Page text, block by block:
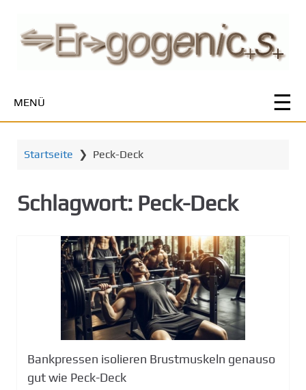
t
MENÜ
Startseite ❯ Peck-Deck
Schlagwort: Peck-Deck
Bankpressen isolieren Brustmuskeln genauso
gut wie Peck-Deck